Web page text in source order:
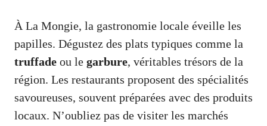
À La Mongie, la gastronomie locale éveille les
papilles. Dégustez des plats typiques comme la
truffade ou le garbure, véritables trésors de la
région. Les restaurants proposent des spécialités
savoureuses, souvent préparées avec des produits
locaux. N’oubliez pas de visiter les marchés